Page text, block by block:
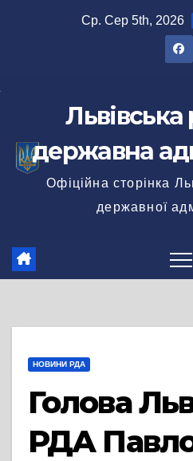
Ср. Сер 5th, 2026
державна
Офіційна сторінка
державної
НОВИНИ РДА
Голова
РДА